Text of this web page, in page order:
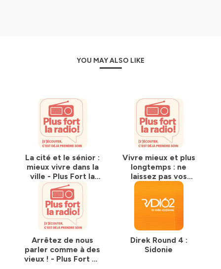
YOU MAY ALSO LIKE
La cité et le sénior :
mieux vivre dans la
ville - Plus Fort la
Radio - emission 10
Vivre mieux et plus
longtemps : ne
laissez pas vos
neurones au
la Radio - emission
9
Arrêtez de nous
parler comme à des
vieux ! - Plus Fort La
Direk Round 4 :
Sidonie